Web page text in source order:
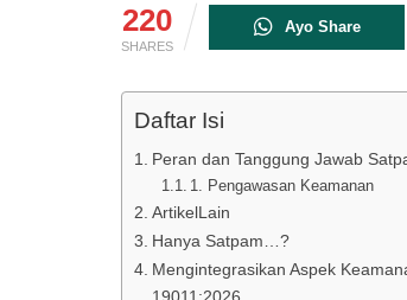
220
SHARES
Ayo Share
Daftar Isi
Peran dan Tanggung Jawab
1. Pengawasan Keamanan
ArtikelLain
Hanya Satpam…?
Mengintegrasikan Aspek
19011:2026